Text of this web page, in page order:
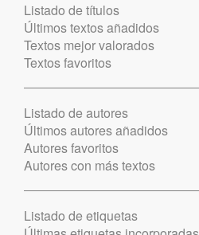
Listado de títulos
Últimos textos añadidos
Textos mejor valorados
Textos favoritos
Listado de autores
Últimos autores añadidos
Autores favoritos
Autores con más textos
Listado de etiquetas